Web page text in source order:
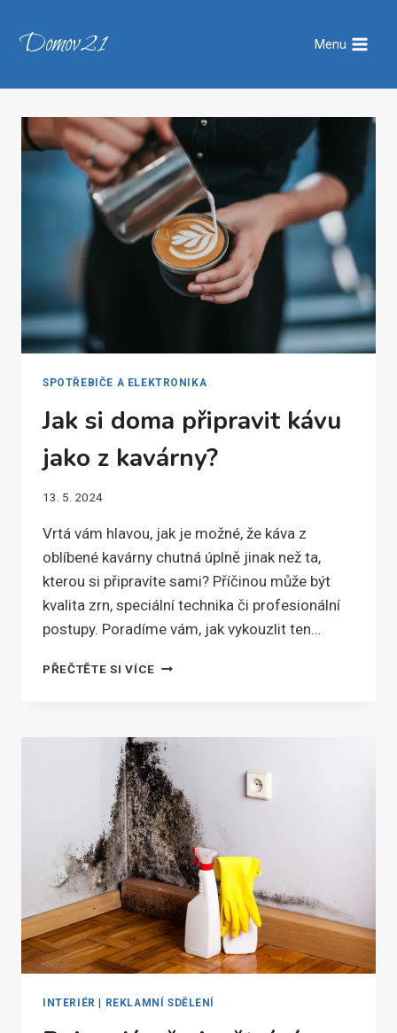
Domov21 Menu
SPOTŘEBIČE A ELEKTRONIKA
Jak si doma připravit kávu
jako z kavárny?
13. 5. 2024
Vrtá vám hlavou, jak je možné, že káva z
oblíbené kavárny chutná úplně jinak než ta,
kterou si připravíte sami? Příčinou může být
kvalita zrn, speciální technika či profesionální
postupy. Poradíme vám, jak vykouzlit ten…
PŘEČTĚTE SI VÍCEJAK
KÁVU
JAKO
Z
KAVÁRNY?
INTERIÉR | REKLAMNÍ SDĚLENÍ